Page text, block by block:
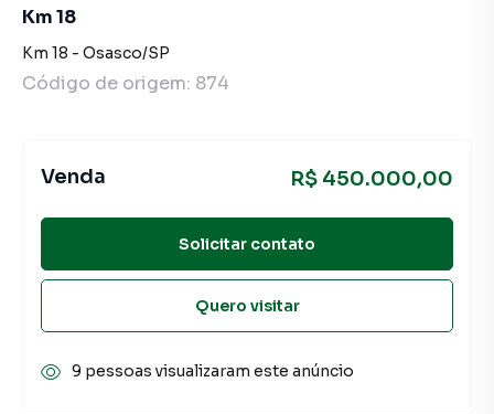
Km 18
Km 18 - Osasco/SP
Código de origem: 874
Venda R$ 450.000,00
Solicitar contato
Quero visitar
9 pessoas visualizaram este anúncio